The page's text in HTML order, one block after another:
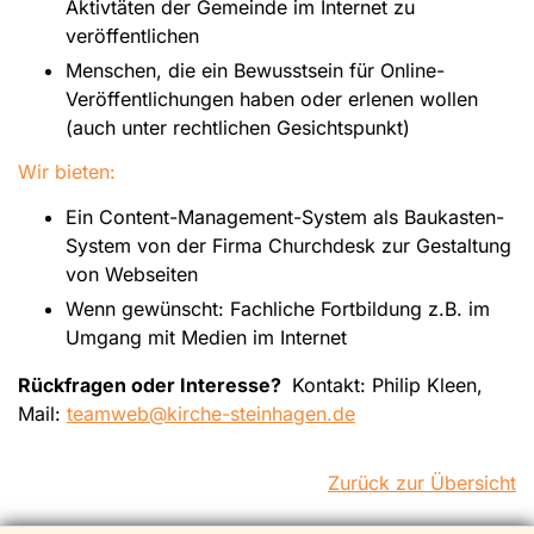
Aktivtäten der Gemeinde im Internet zu
veröffentlichen
Menschen, die ein Bewusstsein für Online-
Veröffentlichungen haben oder erlenen wollen
(auch unter rechtlichen Gesichtspunkt)
Wir bieten:
Ein Content-Management-System als Baukasten-
System von der Firma Churchdesk zur Gestaltung
von Webseiten
Wenn gewünscht: Fachliche Fortbildung z.B. im
Umgang mit Medien im Internet
Rückfragen oder Interesse? Kontakt: Philip Kleen,
Mail: teamweb@kirche-steinhagen.de
Zurück zur Übersicht